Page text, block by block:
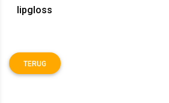
lipgloss
TERUG